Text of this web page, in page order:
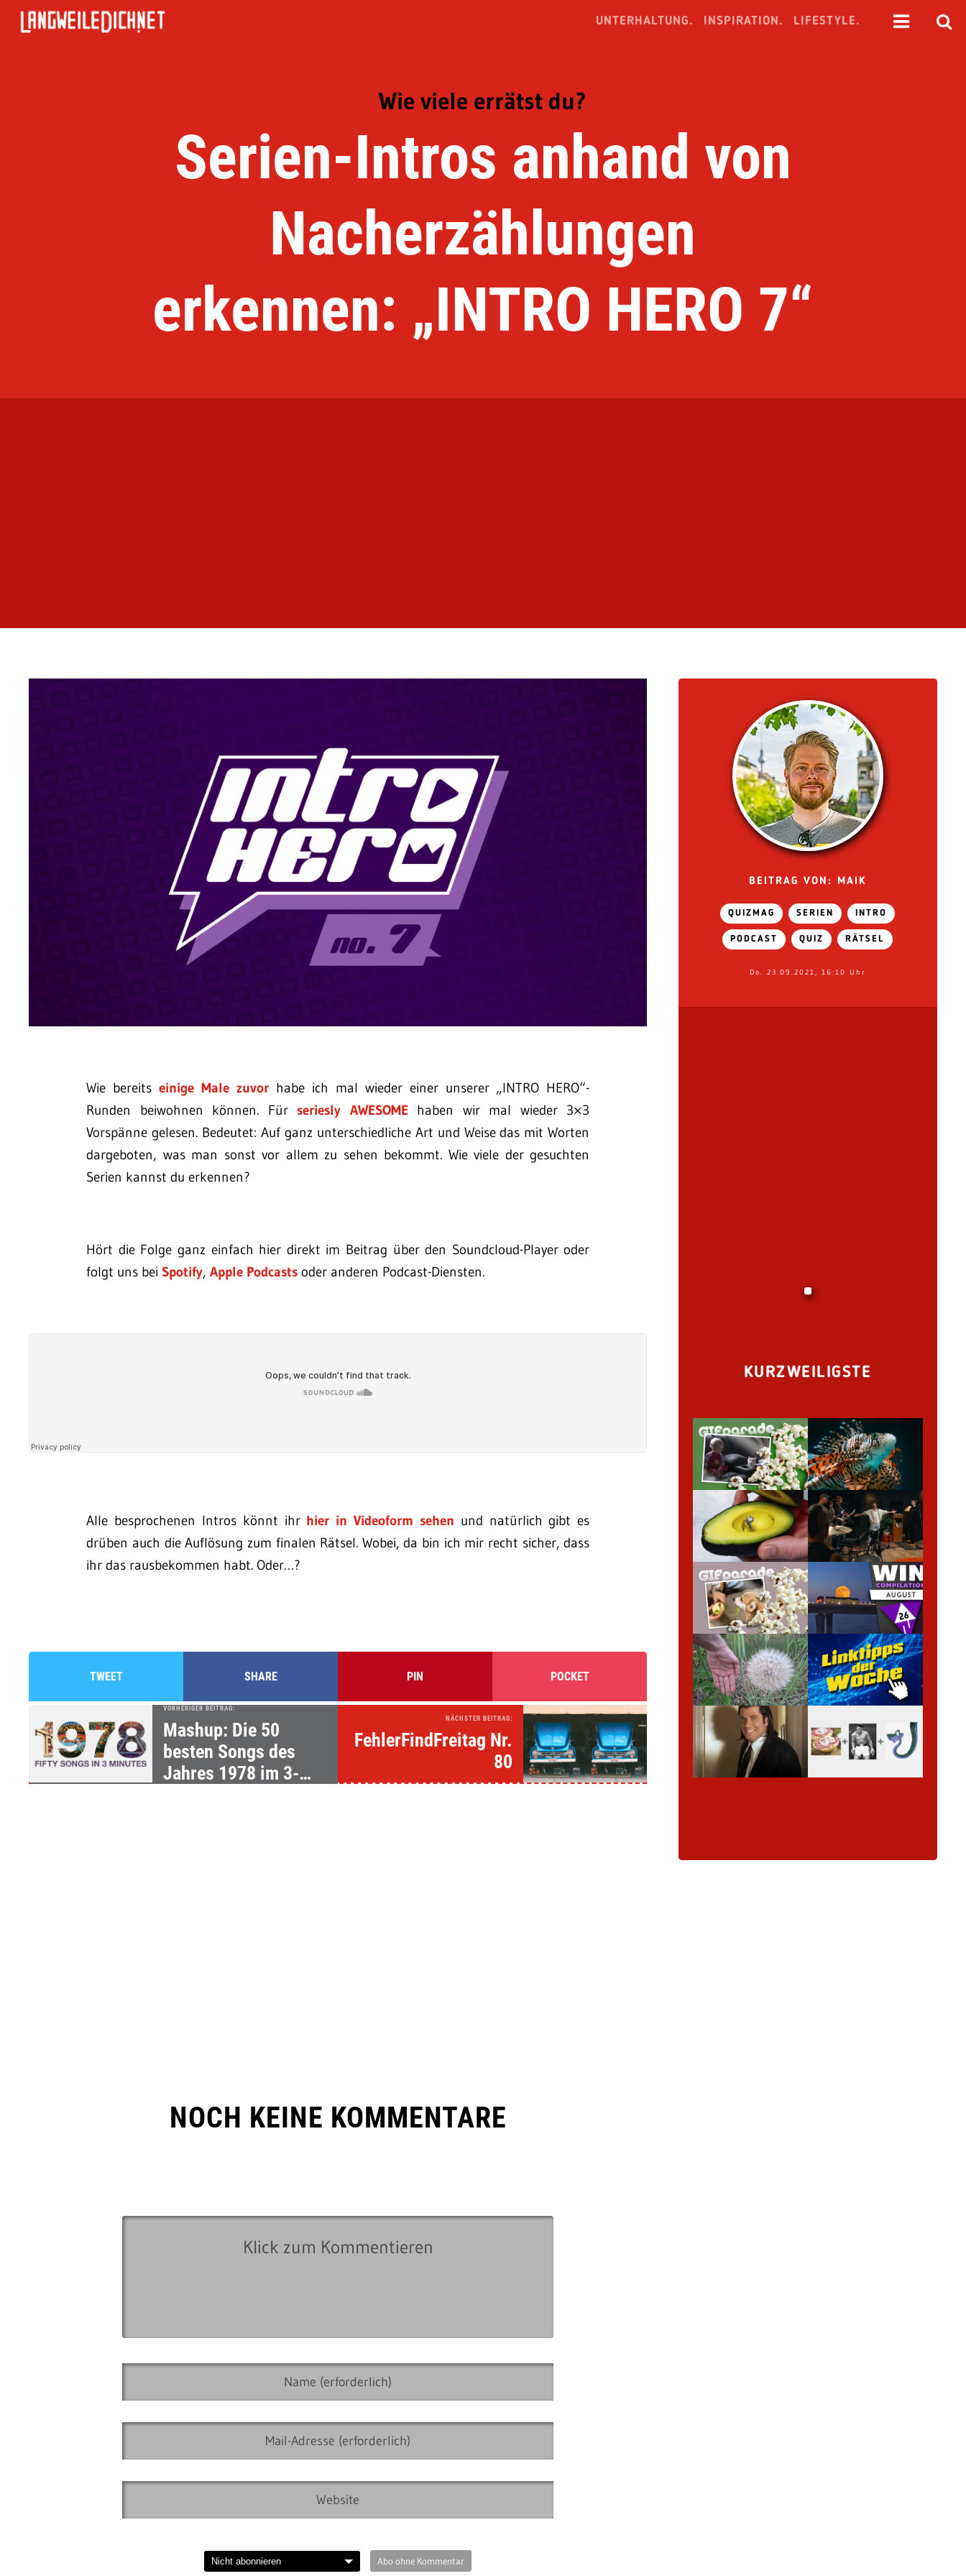
UNTERHALTUNG. INSPIRATION. LIFESTYLE.
Wie viele errätst du?
Serien-Intros anhand von
Nacherzählungen
erkennen: „INTRO HERO 7“
Wie bereitseinige Male zuvor habe ich mal wieder einer unserer „INTRO HERO“-
Runden beiwohnen können. Für seriesly AWESOMEhaben wir mal wieder 3×3
Vorspänne gelesen. Bedeutet: Auf ganz unterschiedliche Art und Weise das mit Worten
dargeboten, was man sonst vor allem zu sehen bekommt. Wie viele der gesuchten
Serien kannst du erkennen?
Hört die Folge ganz einfach hier direkt im Beitrag über den Soundcloud-Player oder
folgt uns beiSpotify,Apple Podcasts oder anderen Podcast-Diensten.
Alle besprochenen Intros könnt ihr hier in Videoform sehen und natürlich gibt es
drüben auch die Auflösung zum finalen Rätsel. Wobei, da bin ich mir recht sicher, dass
ihr das rausbekommen habt. Oder…?
TWEET SHARE PIN POCKET
VORHERIGER BEITRAG:
Mashup: Die 50
besten Songs des
Jahres 1978 im 3-
NÄCHSTER BEITRAG:
FehlerFindFreitag Nr.
80
NOCH KEINE KOMMENTARE
Abo ohne Kommentar
BEITRAG VON: MAIK
QUIZMAG SERIEN INTRO
PODCAST QUIZ RÄTSEL
Do. 23.09.2021, 16:10 Uhr
KURZWEILIGSTE